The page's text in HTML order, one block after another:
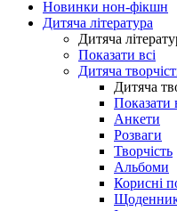
Новинки нон-фікшн
Дитяча література
Дитяча
Показати всі
Дитяча
Дитяча
Показати
Анкети
Розваги
Творчість
Альбоми
Корисні